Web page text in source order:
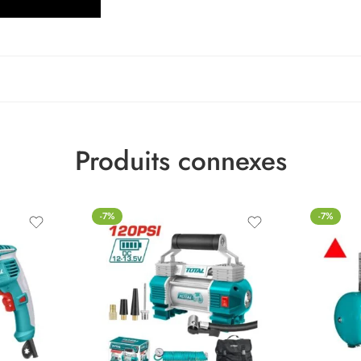
Produits connexes
-7% -7%